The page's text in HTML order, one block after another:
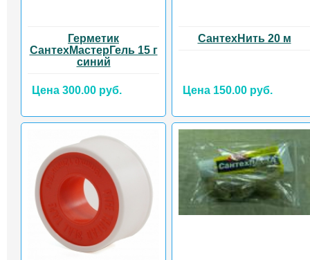
Герметик
СантехМастерГель 15 г
синий
Цена 300.00 руб.
СантехНить 20 м
Цена 150.00 руб.